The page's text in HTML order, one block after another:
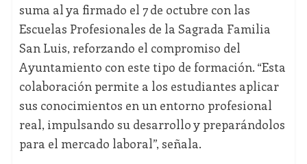
suma al ya firmado el 7 de octubre con las
Escuelas Profesionales de la Sagrada Familia
San Luis, reforzando el compromiso del
Ayuntamiento con este tipo de formación. “Esta
colaboración permite a los estudiantes aplicar
sus conocimientos en un entorno profesional
real, impulsando su desarrollo y preparándolos
para el mercado laboral”, señala.